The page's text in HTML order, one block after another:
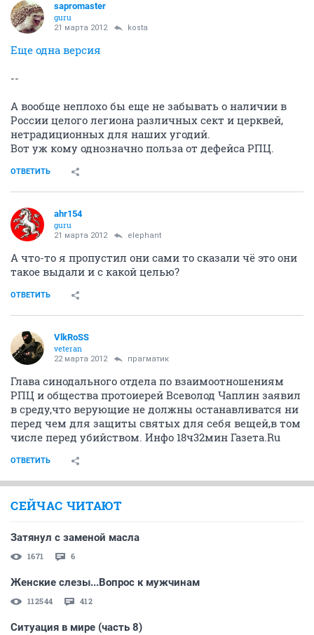
sapromaster
guru
21 марта 2012 kosta
Еще одна версия
--
А вообще неплохо бы еще не забывать о наличии в
России целого легиона различных сект и церквей,
нетрадиционных для наших угодий.
Вот уж кому однозначно польза от дефейса РПЦ.
ОТВЕТИТЬ
ahr154
guru
21 марта 2012 elephant
А что-то я пропустил они сами то сказали чё это они
такое выдали и с какой целью?
ОТВЕТИТЬ
VlkRoSS
veteran
22 марта 2012 прагматик
Глава синодального отдела по взаимоотношениям
РПЦ и общества протоиерей Всеволод Чаплин заявил
в среду,что верующие не должны останавливатся ни
перед чем для защиты святых для себя вещей,в том
числе перед убийством. Инфо 18ч32мин Газета.Ru
ОТВЕТИТЬ
СЕЙЧАС ЧИТАЮТ
Затянул с заменой масла
1671 6
Женские слезы...Вопрос к мужчинам
112544 412
Ситуация в мире (часть 8)